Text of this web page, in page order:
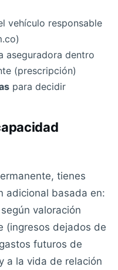
vehículo responsable
aseguradora dentro
(prescripción)
para decidir
tienes
adicional basada en:
valoración
(ingresos dejados de
futuros de
a la vida de relación